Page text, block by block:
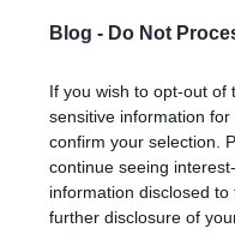
Blog - Do Not
If you wish to opt-out of
sensitive information
confirm your selection.
continue seeing
information disclosed
further disclosure of